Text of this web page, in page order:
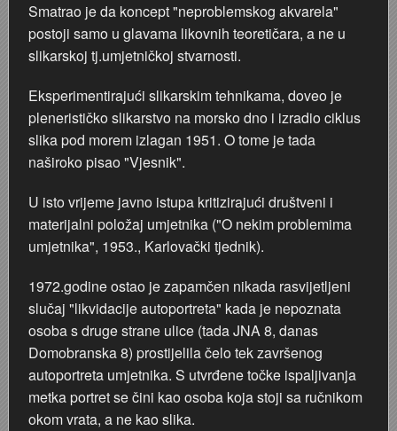
Smatrao je da koncept "neproblemskog akvarela"
postoji samo u glavama likovnih teoretičara, a ne u
slikarskoj tj.umjetničkoj stvarnosti.
Eksperimentirajući slikarskim tehnikama, doveo je
plenerističko slikarstvo na morsko dno i izradio ciklus
slika pod morem izlagan 1951. O tome je tada
naširoko pisao "Vjesnik".
U isto vrijeme javno istupa kritizirajući društveni i
materijalni položaj umjetnika ("O nekim problemima
umjetnika", 1953., Karlovački tjednik).
1972.godine ostao je zapamčen nikada rasvijetljeni
slučaj "likvidacije autoportreta" kada je nepoznata
osoba s druge strane ulice (tada JNA 8, danas
Domobranska 8) prostijelila čelo tek završenog
autoportreta umjetnika. S utvrđene točke ispaljivanja
metka portret se čini kao osoba koja stoji sa ručnikom
okom vrata, a ne kao slika.